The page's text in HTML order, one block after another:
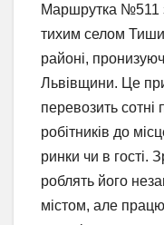
Маршрутка №511
тихим селом
районі,
Львівщини. Це
перевозить сотні
робітників до
ринки чи в гості.
роблять його
містом, але